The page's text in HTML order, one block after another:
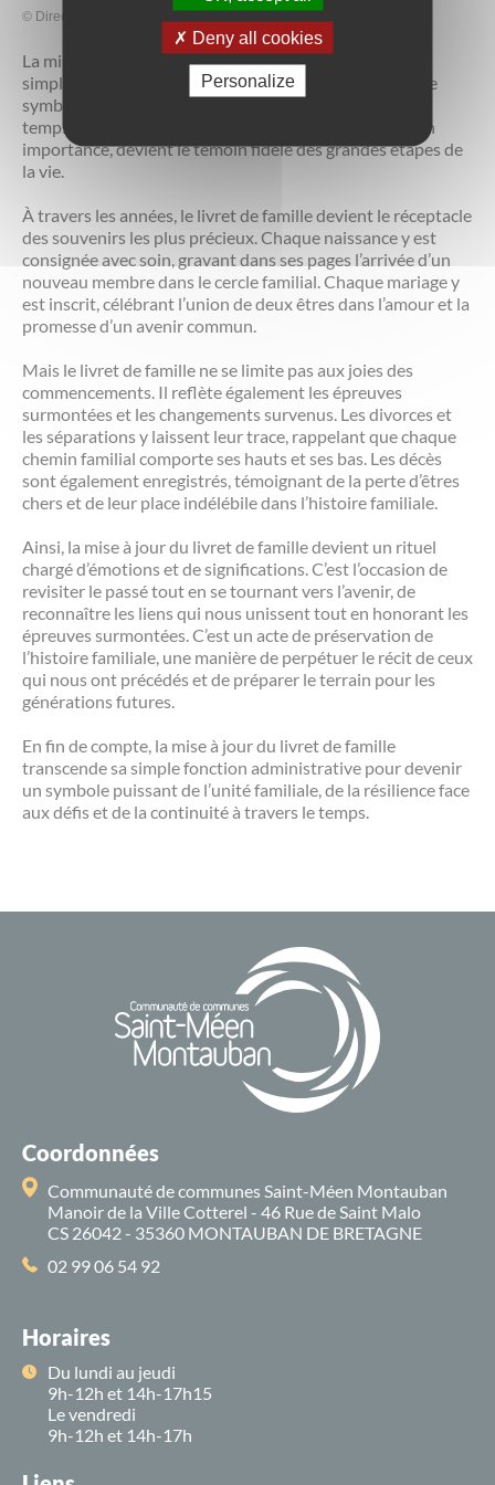
© Direction de l'information légale et administrative
La mise à jour du livret de famille est bien plus qu’une
simple formalité administrative ; c’est un acte chargé de
symboles, marquant l’évolution d’une famille au fil du
temps. Ce modeste document, parfois négligé dans son
importance, devient le témoin fidèle des grandes étapes de
la vie.
À travers les années, le livret de famille devient le réceptacle
des souvenirs les plus précieux. Chaque naissance y est
consignée avec soin, gravant dans ses pages l’arrivée d’un
nouveau membre dans le cercle familial. Chaque mariage y
est inscrit, célébrant l’union de deux êtres dans l’amour et la
promesse d’un avenir commun.
Mais le livret de famille ne se limite pas aux joies des
commencements. Il reflète également les épreuves
surmontées et les changements survenus. Les divorces et
les séparations y laissent leur trace, rappelant que chaque
chemin familial comporte ses hauts et ses bas. Les décès
sont également enregistrés, témoignant de la perte d’êtres
chers et de leur place indélébile dans l’histoire familiale.
Ainsi, la mise à jour du livret de famille devient un rituel
chargé d’émotions et de significations. C’est l’occasion de
revisiter le passé tout en se tournant vers l’avenir, de
reconnaître les liens qui nous unissent tout en honorant les
épreuves surmontées. C’est un acte de préservation de
l’histoire familiale, une manière de perpétuer le récit de ceux
qui nous ont précédés et de préparer le terrain pour les
générations futures.
En fin de compte, la mise à jour du livret de famille
transcende sa simple fonction administrative pour devenir
un symbole puissant de l’unité familiale, de la résilience face
aux défis et de la continuité à travers le temps.
Coordonnées
Communauté de communes Saint-Méen Montauban
Manoir de la Ville Cotterel - 46 Rue de Saint Malo
CS 26042 - 35360 MONTAUBAN DE BRETAGNE
02 99 06 54 92
Horaires
Du lundi au jeudi
9h-12h et 14h-17h15
Le vendredi
9h-12h et 14h-17h
Deny all cookies
Personalize